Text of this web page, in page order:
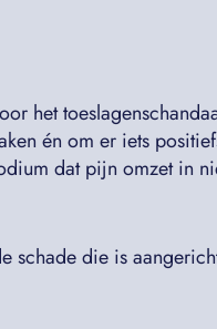
het
én om er iets
dat pijn omzet in
schade die is